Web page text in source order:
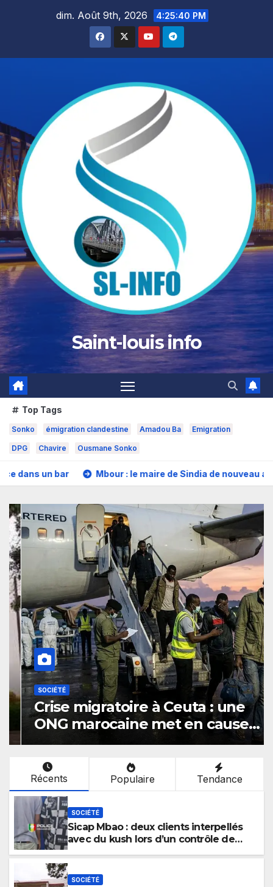
dim. Août 9th, 2026 4:25:42 PM
Saint-louis info
Top Tags
Sonko émigration clandestine Amadou Ba Emigration
DPG Chavire Ousmane Sonko
: le maire de Sindia de nouveau arrêté Crise
SOCIÉTÉ
Crise migratoire à Ceuta : une
ONG marocaine met en cause
les responsabilités de Rabat et
de Madrid
Récents Populaire Tendance
SOCIÉTÉ
Sicap Mbao : deux clients interpellés
avec du kush lors d’un contrôle de
SOCIÉTÉ